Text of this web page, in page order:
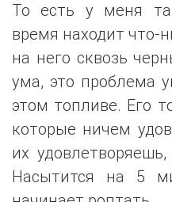
То есть у меня
время находит что-
на него сквозь
ума, это проблема
этом топливе. Его
которые ничем
их
Насытится на 5